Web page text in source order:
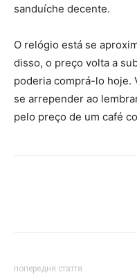
sanduíche decente.
O relógio está se
disso, o preço volta a
poderia comprá-lo hoje.
se arrepender ao
pelo preço de um café
попередня стаття